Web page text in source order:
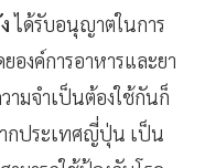
ได้รับอนุญาตในการ
องค์การอาหารและยา
ามจำเป็นต้องใช้กันก็
กประเทศญี่ปุ่น เป็น